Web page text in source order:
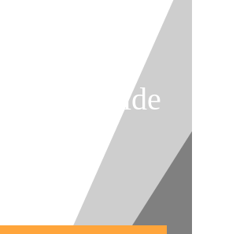
4×4 Guide